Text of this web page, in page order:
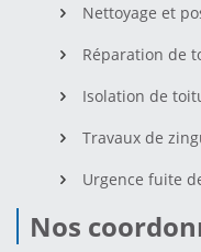
Nettoyage et
Réparation de
Isolation de
Travaux de
Urgence fuite
Nos